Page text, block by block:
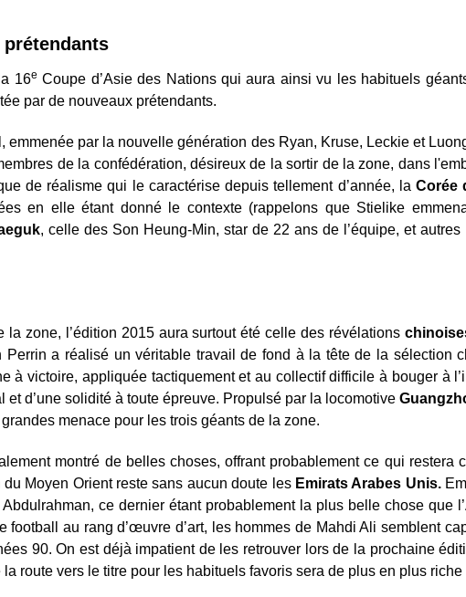
16e Coupe d’Asie des Nations qui aura ainsi vu les habituels
par de nouveaux prétendants.
emmenée par la nouvelle génération des Ryan, Kruse, Leckie et
de la confédération, désireux de la sortir de la zone, dans
de réalisme qui le caractérise depuis tellement d’année, laCorée
en elle étant donné le contexte (rappelons que Stielike
, celle des Son Heung-Min, star de 22 ans de l’équipe, et
la zone, l’édition 2015 aura surtout été celle des révélations
Perrin a réalisé un véritable travail de fond à la tête de la sélection
à victoire, appliquée tactiquement et au collectif difficile à bouger à
et d’une solidité à toute épreuve. Propulsé par la locomotive
menace pour les trois géants de la zone.
montré de belles choses, offrant probablement ce qui restera
du Moyen Orient reste sans aucun doute les Emirats Arabes Unis.
ce dernier étant probablement la plus belle chose que
football au rang d’œuvre d’art, les hommes de Mahdi Ali semblent
90. On est déjà impatient de les retrouver lors de la prochaine
route vers le titre pour les habituels favoris sera de plus en plus